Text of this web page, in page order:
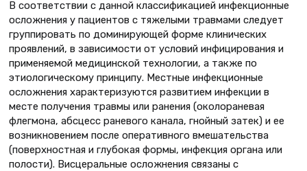
В соответствии с данной классификацией инфекционные
осложнения у пациентов с тяжелыми травмами следует
группировать по доминирующей форме клинических
проявлений, в зависимости от условий инфицирования и
применяемой медицинской технологии, а также по
этиологическому принципу. Местные инфекционные
осложнения характеризуются развитием инфекции в
месте получения травмы или ранения (околораневая
флегмона, абсцесс раневого канала, гнойный затек) и ее
возникновением после оперативного вмешательства
(поверхностная и глубокая формы, инфекция органа или
полости). Висцеральные осложнения связаны с